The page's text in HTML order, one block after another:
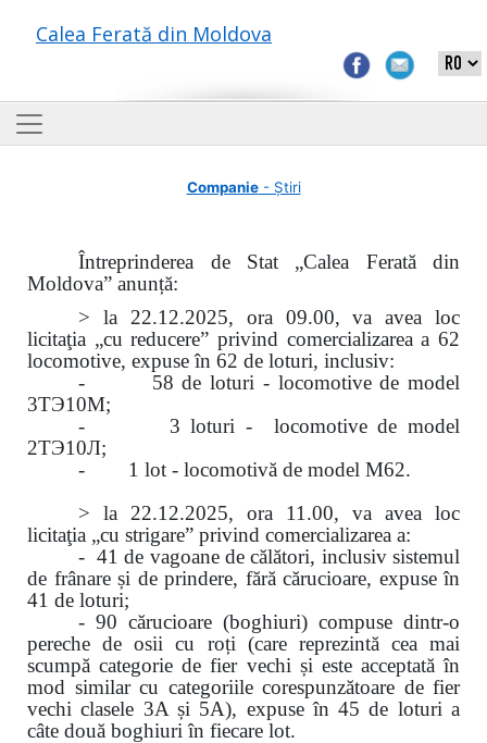
Calea Ferată din Moldova
Companie- Știri
Întreprinderea de Stat „Calea Ferată din
Moldova” anunță:
> la 22.12.2025, ora 09.00, va avea loc
licitaţia „cu reducere” privind comercializarea a 62
locomotive, expuse în 62 de loturi, inclusiv:
- 58 de loturi - locomotive de model
3ТЭ10М;
- 3 loturi - locomotive de model
2ТЭ10Л;
- 1 lot - locomotivă de model M62.
> la 22.12.2025, ora 11.00, va avea loc
licitaţia „cu strigare” privind comercializarea a:
- 41 de vagoane de călători, inclusiv sistemul
de frânare și de prindere, fără cărucioare, expuse în
41 de loturi;
- 90 cărucioare (boghiuri) compuse dintr-o
pereche de osii cu roți (care reprezintă cea mai
scumpă categorie de fier vechi și este acceptată în
mod similar cu categoriile corespunzătoare de fier
vechi clasele 3A și 5A), expuse în 45 de loturi a
câte două boghiuri în fiecare lot.